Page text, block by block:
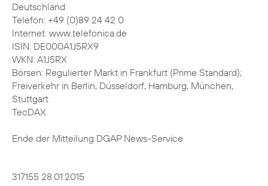
Deutschland
Telefon: +49 (0)89 24 42 0
Internet: www.telefonica.de
ISIN: DE000A1J5RX9
WKN: A1J5RX
Börsen: Regulierter Markt in Frankfurt (Prime Standard);
Freiverkehr in Berlin, Düsseldorf, Hamburg, München,
Stuttgart
TecDAX
Ende der Mitteilung DGAP News-Service
317155 28.01.2015